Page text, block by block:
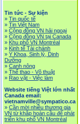
Tin tức - Sự kiện
» Tin quốc tế
» Tin Việt Nam
» Cộng đồng VN hải ngoại
» Cộng đồng VN tại Canada
» Khu phố VN Montréal
» Kinh tế Tài chánh
» Y Khoa, Sinh lý, Dinh
Dưỡng
» Canh nông
» Thể thao - Võ thuật
» Rao vặt - Việc làm
Website tiếng Việt lớn nhất
Canada email:
vietnamville@sympatico.ca
» Cần mời nhiều thương gia
VN từ khắp hoàn cầu để phát
triễn khu phố VN Montréal